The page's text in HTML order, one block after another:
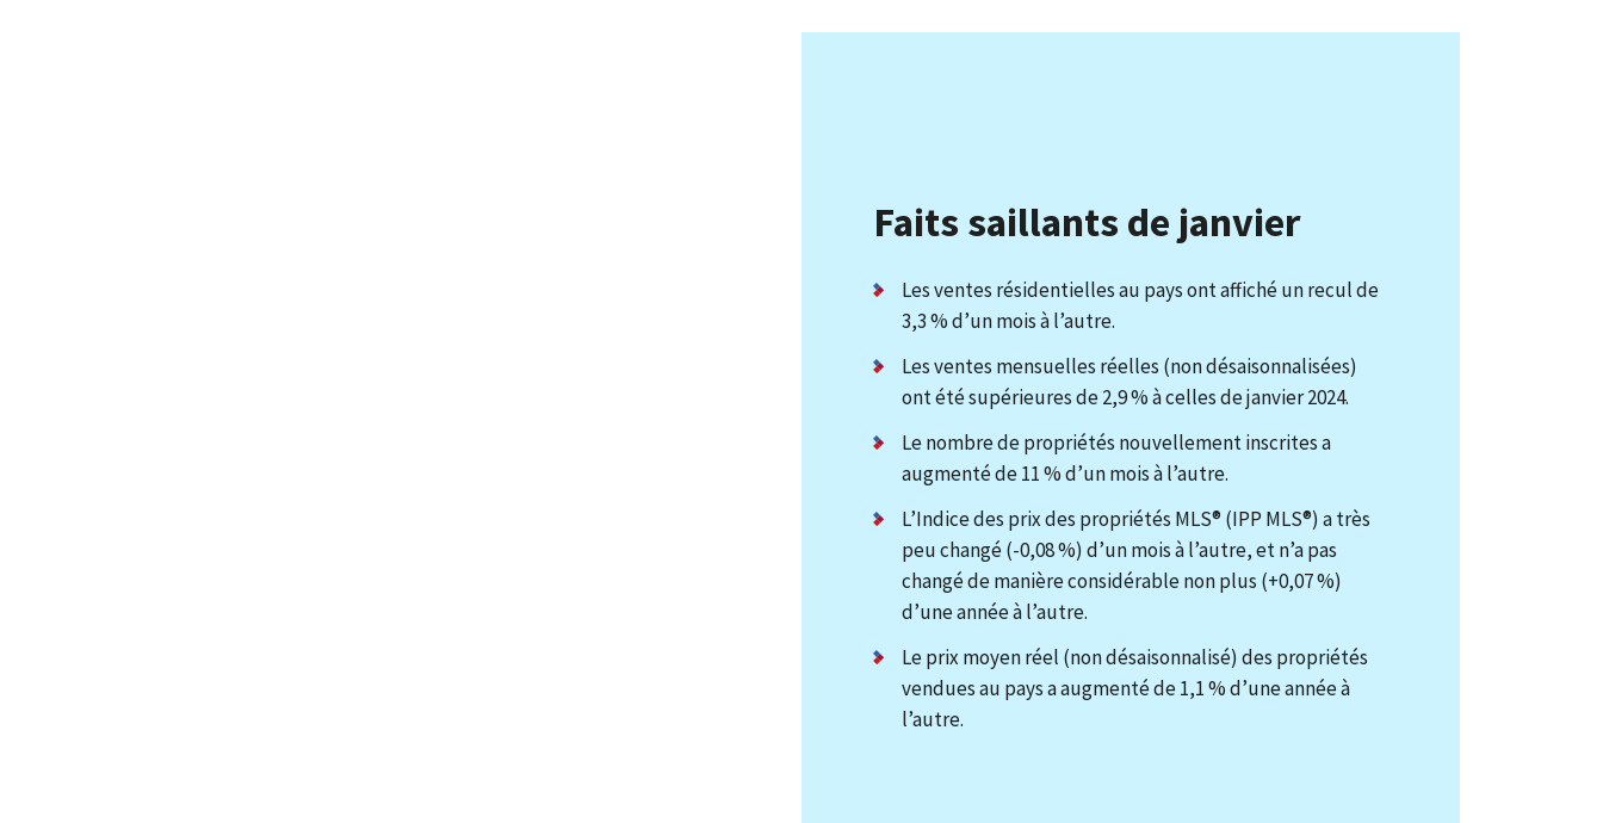
Faits saillants de janvier
Les ventes résidentielles au pays ont affiché un recul de
3,3 % d’un mois à l’autre.
Les ventes mensuelles réelles (non désaisonnalisées)
ont été supérieures de 2,9 % à celles de janvier 2024.
Le nombre de propriétés nouvellement inscrites a
augmenté de 11 % d’un mois à l’autre.
L’Indice des prix des propriétés MLS® (IPP MLS®) a très
peu changé (-0,08 %) d’un mois à l’autre, et n’a pas
changé de manière considérable non plus (+0,07 %)
d’une année à l’autre.
Le prix moyen réel (non désaisonnalisé) des propriétés
vendues au pays a augmenté de 1,1 % d’une année à
l’autre.